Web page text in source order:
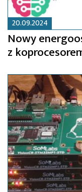
20.09.2024
Nowy
z